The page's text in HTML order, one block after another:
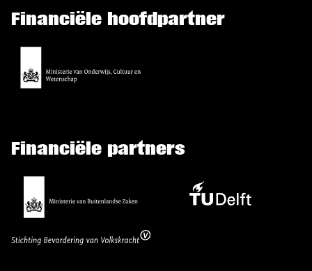
Financiële hoofdpartner
Financiële partners